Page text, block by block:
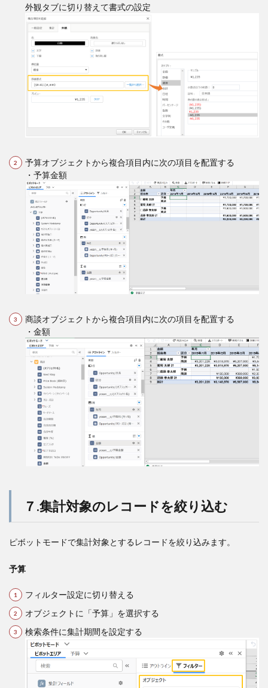
外観タブに切り替えて書式の設定
予算オブジェクトから複合項目内に次の項目を配置する
・予算金額
商談オブジェクトから複合項目内に次の項目を配置する
・金額
７.集計対象のレコードを絞り込む
ピボットモードで集計対象とするレコードを絞り込みます。
予算
フィルター設定に切り替える
オブジェクトに「予算」を選択する
検索条件に集計期間を設定する